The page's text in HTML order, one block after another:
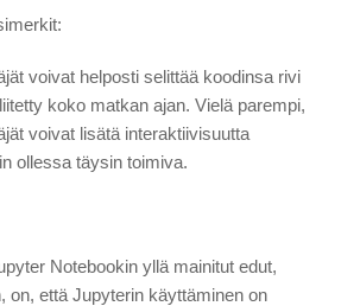
voivat helposti selittää koodinsa rivi
koko matkan ajan. Vielä parempi,
voivat lisätä interaktiivisuutta
ollessa täysin toimiva.
Notebookin yllä mainitut edut,
on, että Jupyterin käyttäminen on